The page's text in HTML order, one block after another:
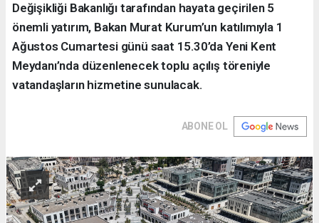
Değişikliği Bakanlığı tarafından hayata geçirilen 5
önemli yatırım, Bakan Murat Kurum’un katılımıyla 1
Ağustos Cumartesi günü saat 15.30’da Yeni Kent
Meydanı’nda düzenlenecek toplu açılış töreniyle
vatandaşların hizmetine sunulacak.
ABONE OL